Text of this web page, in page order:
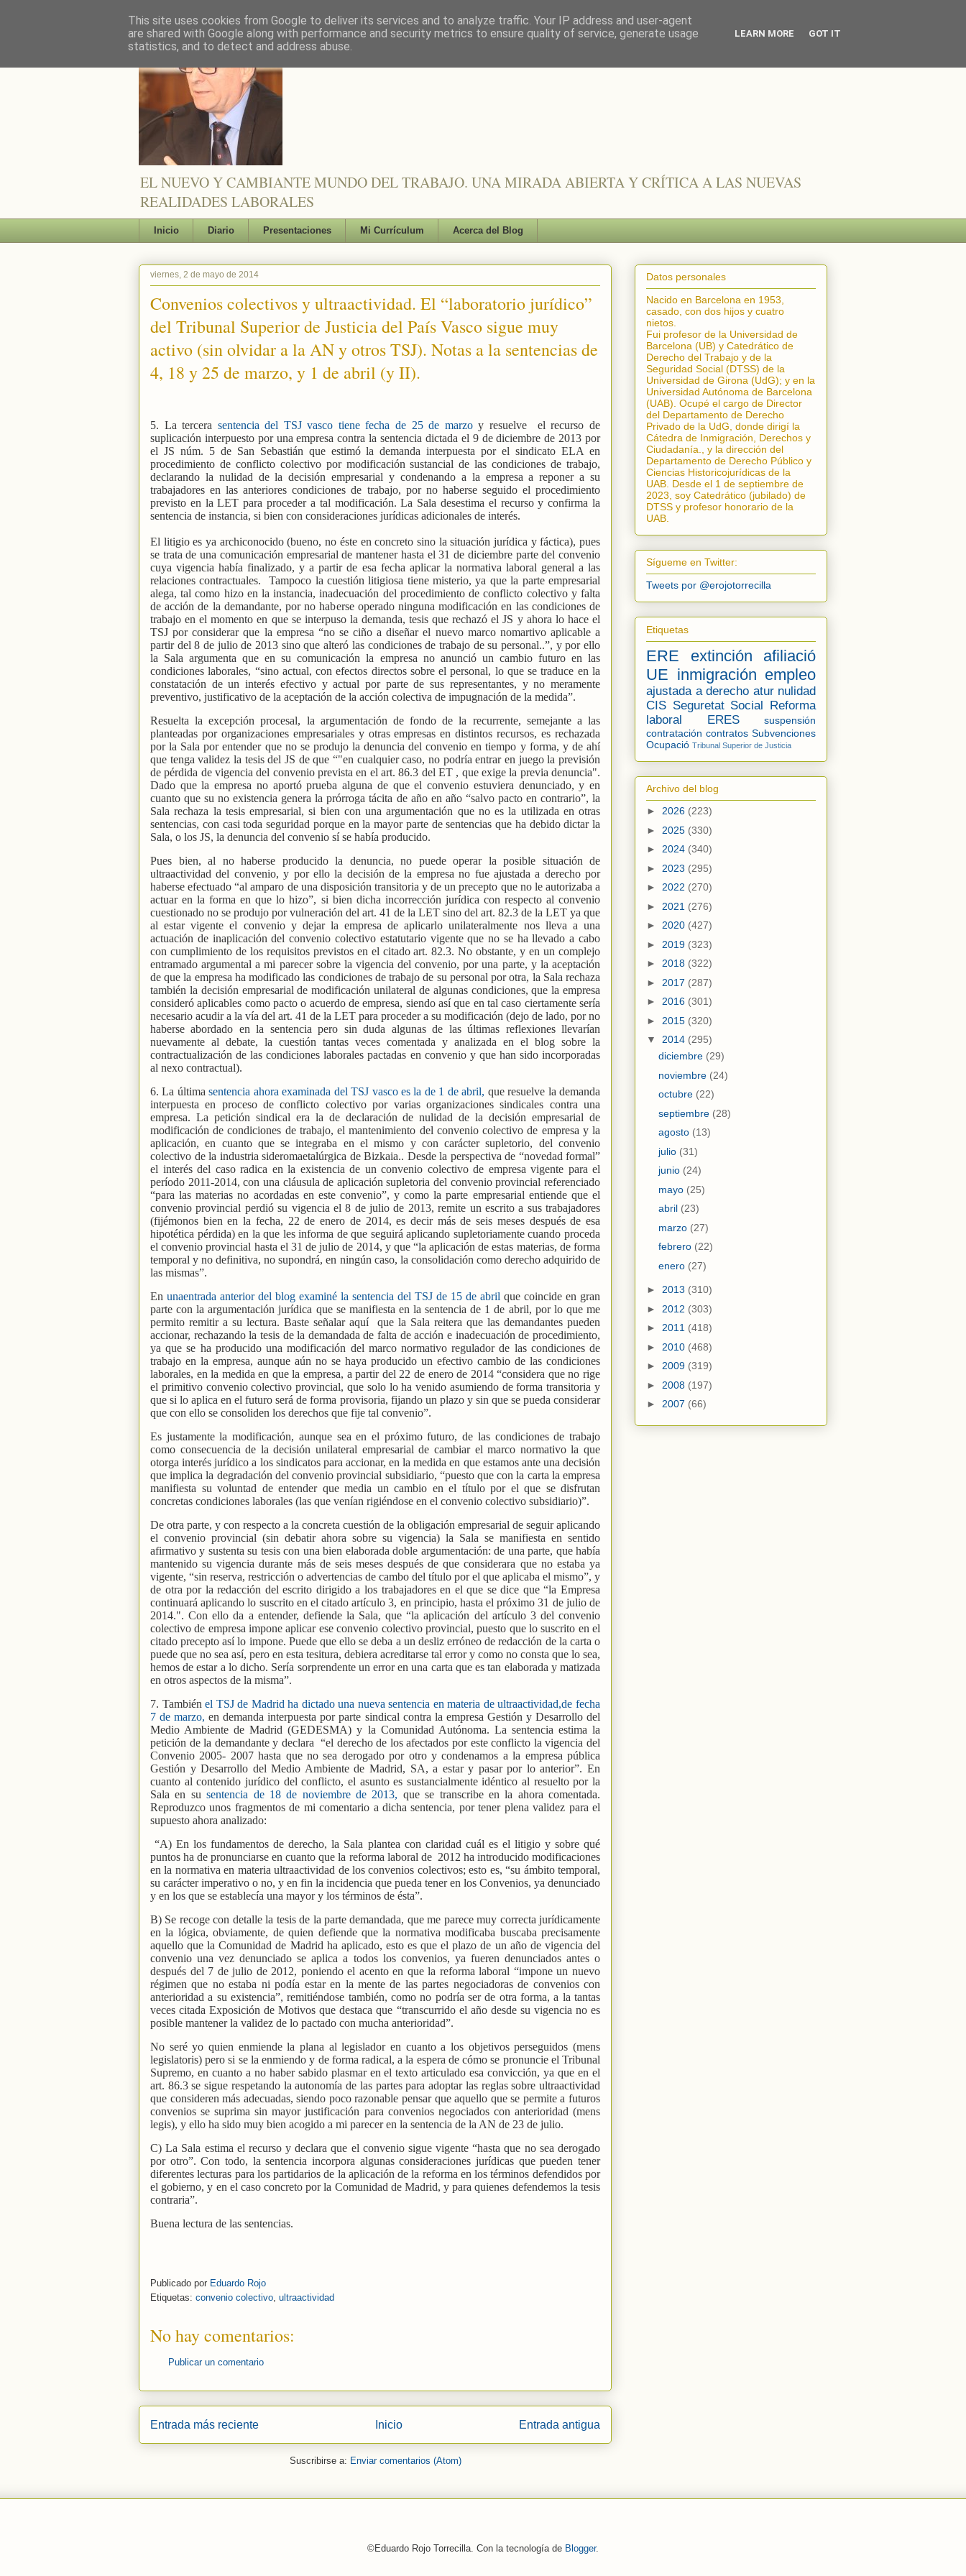
EL NUEVO Y CAMBIANTE MUNDO DEL TRABAJO. UNA MIRADA ABIERTA Y CRÍTICA A LAS NUEVAS
REALIDADES LABORALES
Inicio Diario Presentaciones Mi Currículum Acerca del Blog
viernes, 2 de mayo de 2014
Convenios colectivos y ultraactividad. El “laboratorio jurídico”
del Tribunal Superior de Justicia del País Vasco sigue muy
activo (sin olvidar a la AN y otros TSJ). Notas a la sentencias de
4, 18 y 25 de marzo, y 1 de abril (y II).
5. La tercera sentencia del TSJ vasco tiene fecha de 25 de marzoy resuelve
el recurso de
suplicación interpuesto por una empresa contra la sentencia dictada el 9 de diciembre de 2013 por
el JS núm. 5 de San Sebastián que estimó la demanda interpuesta por el sindicato ELA en
procedimiento de conflicto colectivo por modificación sustancial de las condiciones de trabajo,
declarando la nulidad de la decisión empresarial y condenando a la empresa a reponer a su
trabajadores en las anteriores condiciones de trabajo, por no haberse seguido el procedimiento
previsto en la LET para proceder a tal modificación. La Sala desestima el recurso y confirma la
sentencia de instancia, si bien con consideraciones jurídicas adicionales de interés.
El litigio es ya archiconocido (bueno, no éste en concreto sino la situación jurídica y fáctica), pues
se trata de una comunicación empresarial de mantener hasta el 31 de diciembre parte del convenio
cuya vigencia había finalizado, y a partir de esa fecha aplicar la normativa laboral general a las
relaciones contractuales.
Tampoco la cuestión litigiosa tiene misterio, ya que la parte empresarial
alega, tal como hizo en la instancia, inadecuación del procedimiento de conflicto colectivo y falta
de acción de la demandante, por no haberse operado ninguna modificación en las condiciones de
trabajo en el momento en que se interpuso la demanda, tesis que rechazó el JS y ahora lo hace el
TSJ por considerar que la empresa “no se ciño a diseñar el nuevo marco nomartivo aplicable a
partir del 8 de julio de 2013 sino que alteró las condiciones de trabajo de su personal..”, y por ello
la Sala argumenta que en su comunicación la empresa no anunció un cambio futuro en las
condiciones laborales, “sino actual, con efectos directos sobre el personal, lo que se traduce en la
constatación de un interés efectivo y actual por parte de sus representantes, y no meramente
preventivo, justificativo de la aceptación de la acción colectiva de impugnación de la medida”.
Resuelta la excepción procesal, la argumentación de fondo de la recurrente, semejante a las
planteadas por organizaciones empresariales y otras empresas en distintos recursos, es rechazada
por la Sala por entender que no se produjo la denuncia del convenio en tiempo y forma, y de ahí
que tenga validez la tesis del JS de que “"en cualquier caso, no podría entrar en juego la previsión
de pérdida de vigencia del convenio prevista en el art. 86.3 del ET , que exige la previa denuncia".
Dado que la empresa no aportó prueba alguna de que el convenio estuviera denunciado, y en
cuanto que su no existencia genera la prórroga tácita de año en año “salvo pacto en contrario”, la
Sala rechaza la tesis empresarial, si bien con una argumentación que no es la utilizada en otras
sentencias, con casi toda seguridad porque en la mayor parte de sentencias que ha debido dictar la
Sala, o los JS, la denuncia del convenio sí se había producido.
Pues bien, al no haberse producido la denuncia, no puede operar la posible situación de
ultraactividad del convenio, y por ello la decisión de la empresa no fue ajustada a derecho por
haberse efectuado “al amparo de una disposición transitoria y de un precepto que no le autorizaba a
actuar en la forma en que lo hizo”, si bien dicha incorrección jurídica con respecto al convenio
cuestionado no se produjo por vulneración del art. 41 de la LET sino del art. 82.3 de la LET ya que
al estar vigente el convenio y dejar la empresa de aplicarlo unilateralmente nos lleva a una
actuación de inaplicación del convenio colectivo estatutario vigente que no se ha llevado a cabo
con cumplimiento de los requisitos previstos en el citado art. 82.3. No obstante, y en un complejo
entramado argumental a mi parecer sobre la vigencia del convenio, por una parte, y la aceptación
de que la empresa ha modificado las condiciones de trabajo de su personal por otra, la Sala rechaza
también la decisión empresarial de modificación unilateral de algunas condiciones, que la empresa
consideró aplicables como pacto o acuerdo de empresa, siendo así que en tal caso ciertamente sería
necesario acudir a la vía del art. 41 de la LET para proceder a su modificación (dejo de lado, por no
haberse abordado en la sentencia pero sin duda algunas de las últimas reflexiones llevarían
nuevamente al debate, la cuestión tantas veces comentada y analizada en el blog sobre la
contractualización de las condiciones laborales pactadas en convenio y que han sido incorporadas
al nexo contractual).
6. La últimasentencia ahora examinada del TSJ vasco es la de 1 de abril, que resuelve la demanda
interpuesta en proceso de conflicto colectivo por varias organizaciones sindicales contra una
empresa. La petición sindical era la de declaración de nulidad de la decisión empresarial de
modificación de condiciones de trabajo, el mantenimiento del convenio colectivo de empresa y la
aplicación, en cuanto que se integraba en el mismo y con carácter supletorio, del convenio
colectivo de la industria sideromaetalúrgica de Bizkaia.. Desde la perspectiva de “novedad formal”
el interés del caso radica en la existencia de un convenio colectivo de empresa vigente para el
período 2011-2014, con una cláusula de aplicación supletoria del convenio provincial referenciado
“para las materias no acordadas en este convenio”, y como la parte empresarial entiende que el
convenio provincial perdió su vigencia el 8 de julio de 2013, remite un escrito a sus trabajadores
(fijémonos bien en la fecha, 22 de enero de 2014, es decir más de seis meses después de esa
hipotética pérdida) en la que les informa de que seguirá aplicando supletoriamente cuando proceda
el convenio provincial hasta el 31 de julio de 2014, y que “la aplicación de estas materias, de forma
temporal y no definitiva, no supondrá, en ningún caso, la consolidación como derecho adquirido de
las mismas”.
En unaentrada anterior del blog examiné la sentencia del TSJ de 15 de abril que coincide en gran
parte con la argumentación jurídica que se manifiesta en la sentencia de 1 de abril, por lo que me
permito remitir a su lectura. Baste señalar aquí
que la Sala reitera que las demandantes pueden
accionar, rechazando la tesis de la demandada de falta de acción e inadecuación de procedimiento,
ya que se ha producido una modificación del marco normativo regulador de las condiciones de
trabajo en la empresa, aunque aún no se haya producido un efectivo cambio de las condiciones
laborales, en la medida en que la empresa, a partir del 22 de enero de 2014 “considera que no rige
el primitivo convenio colectivo provincial, que solo lo ha venido asumiendo de forma transitoria y
que si lo aplica en el futuro será de forma provisoria, fijando un plazo y sin que se pueda considerar
que con ello se consoliden los derechos que fije tal convenio”.
Es justamente la modificación, aunque sea en el próximo futuro, de las condiciones de trabajo
como consecuencia de la decisión unilateral empresarial de cambiar el marco normativo la que
otorga interés jurídico a los sindicatos para accionar, en la medida en que estamos ante una decisión
que implica la degradación del convenio provincial subsidiario, “puesto que con la carta la empresa
manifiesta su voluntad de entender que media un cambio en el título por el que se disfrutan
concretas condiciones laborales (las que venían rigiéndose en el convenio colectivo subsidiario)”.
De otra parte, y con respecto a la concreta cuestión de la obligación empresarial de seguir aplicando
el convenio provincial (sin debatir ahora sobre su vigencia) la Sala se manifiesta en sentido
afirmativo y sustenta su tesis con una bien elaborada doble argumentación: de una parte, que había
mantenido su vigencia durante más de seis meses después de que considerara que no estaba ya
vigente, “sin reserva, restricción o advertencias de cambo del título por el que aplicaba el mismo”, y
de otra por la redacción del escrito dirigido a los trabajadores en el que se dice que “la Empresa
continuará aplicando lo suscrito en el citado artículo 3, en principio, hasta el próximo 31 de julio de
2014.". Con ello da a entender, defiende la Sala, que “la aplicación del artículo 3 del convenio
colectivo de empresa impone aplicar ese convenio colectivo provincial, puesto que lo suscrito en el
citado precepto así lo impone. Puede que ello se deba a un desliz erróneo de redacción de la carta o
puede que no sea así, pero en esta tesitura, debiera acreditarse tal error y como no consta que lo sea,
hemos de estar a lo dicho. Sería sorprendente un error en una carta que es tan elaborada y matizada
en otros aspectos de la misma”.
7. Tambiénel TSJ de Madrid ha dictado una nueva sentencia en materia de ultraactividad,de fecha
7 de marzo, en demanda interpuesta por parte sindical contra la empresa Gestión y Desarrollo del
Medio Ambiente de Madrid (GEDESMA) y la Comunidad Autónoma. La sentencia estima la
petición de la demandante y declara “el derecho de los afectados por este conflicto la vigencia del
Convenio 2005- 2007 hasta que no sea derogado por otro y condenamos a la empresa pública
Gestión y Desarrollo del Medio Ambiente de Madrid, SA, a estar y pasar por lo anterior”. En
cuanto al contenido jurídico del conflicto, el asunto es sustancialmente idéntico al resuelto por la
Sala en susentencia de 18 de noviembre de 2013, que se transcribe en la ahora comentada.
Reproduzco unos fragmentos de mi comentario a dicha sentencia, por tener plena validez para el
supuesto ahora analizado:
“A) En los fundamentos de derecho, la Sala plantea con claridad cuál es el litigio y sobre qué
puntos ha de pronunciarse en cuanto que la reforma laboral de 2012 ha introducido modificaciones
en la normativa en materia ultraactividad de los convenios colectivos; esto es, “su ámbito temporal,
su carácter imperativo o no, y en fin la incidencia que pueda tener en los Convenios, ya denunciado
y en los que se establecía una mayor y los términos de ésta”.
B) Se recoge con detalle la tesis de la parte demandada, que me parece muy correcta jurídicamente
en la lógica, obviamente, de quien defiende que la normativa modificaba buscaba precisamente
aquello que la Comunidad de Madrid ha aplicado, esto es que el plazo de un año de vigencia del
convenio una vez denunciado se aplica a todos los convenios, ya fueren denunciados antes o
después del 7 de julio de 2012, poniendo el acento en que la reforma laboral “impone un nuevo
régimen que no estaba ni podía estar en la mente de las partes negociadoras de convenios con
anterioridad a su existencia”, remitiéndose también, como no podría ser de otra forma, a la tantas
veces citada Exposición de Motivos que destaca que “transcurrido el año desde su vigencia no es
posible mantener la validez de lo pactado con mucha anterioridad”.
No seré yo quien enmiende la plana al legislador en cuanto a los objetivos perseguidos (mens
legislatoris) pero si se la enmiendo y de forma radical, a la espera de cómo se pronuncie el Tribunal
Supremo, en cuanto a no haber sabido plasmar en el texto articulado esa convicción, ya que en el
art. 86.3 se sigue respetando la autonomía de las partes para adoptar las reglas sobre ultraactividad
que consideren más adecuadas, siendo poco razonable pensar que aquello que se permite a futuros
convenios se suprima sin mayor justificación para convenios negociados con anterioridad (mens
legis), y ello ha sido muy bien acogido a mi parecer en la sentencia de la AN de 23 de julio.
C) La Sala estima el recurso y declara que el convenio sigue vigente “hasta que no sea derogado
por otro”. Con todo, la sentencia incorpora algunas consideraciones jurídicas que pueden tener
diferentes lecturas para los partidarios de la aplicación de la reforma en los términos defendidos por
el gobierno, y en el caso concreto por la Comunidad de Madrid, y para quienes defendemos la tesis
contraria”.
Buena lectura de las sentencias.
Publicado por Eduardo Rojo
Etiquetas: convenio colectivo, ultraactividad
No hay comentarios:
Publicar un comentario
Entrada más reciente Entrada antigua
Inicio
Suscribirse a: Enviar comentarios (Atom)
Datos personales
Nacido en Barcelona en 1953,
casado, con dos hijos y cuatro
nietos.
Fui profesor de la Universidad de
Barcelona (UB) y Catedrático de
Derecho del Trabajo y de la
Seguridad Social (DTSS) de la
Universidad de Girona (UdG); y en la
Universidad Autónoma de Barcelona
(UAB). Ocupé el cargo de Director
del Departamento de Derecho
Privado de la UdG, donde dirigí la
Cátedra de Inmigración, Derechos y
Ciudadanía.
, y la dirección del
Departamento de Derecho Público y
Ciencias Historicojurídicas de la
UAB. Desde el 1 de septiembre de
2023, soy Catedrático (jubilado) de
DTSS y profesor honorario de la
UAB.
Sígueme en Twitter:
Tweets por @erojotorrecilla
Etiquetas
ERE extinción
afiliació
UE inmigración empleo
ajustada a derecho atur nulidad
CIS Seguretat Social Reforma
laboral
ERES
suspensión
contratación contratos Subvenciones
Ocupació Tribunal Superior de Justicia
Archivo del blog
► 2026 (223)
► 2025 (330)
► 2024 (340)
► 2023 (295)
► 2022 (270)
► 2021 (276)
► 2020 (427)
► 2019 (323)
► 2018 (322)
► 2017 (287)
► 2016 (301)
► 2015 (320)
▼ 2014 (295)
diciembre (29)
noviembre (24)
octubre (22)
septiembre (28)
agosto (13)
julio (31)
junio (24)
mayo (25)
abril (23)
marzo (27)
febrero (22)
enero (27)
► 2013 (310)
► 2012 (303)
► 2011 (418)
► 2010 (468)
► 2009 (319)
► 2008 (197)
► 2007 (66)
©Eduardo Rojo Torrecilla. Con la tecnología de Blogger.
This site uses cookies from Google to deliver its services and to analyze traffic. Your IP address and user-agent
are shared with Google along with performance and security metrics to ensure quality of service, generate usage
statistics, and to detect and address abuse.
LEARN MORE GOT IT